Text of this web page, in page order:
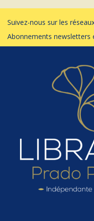
Suivez-nous sur les
Abonnements newsletters